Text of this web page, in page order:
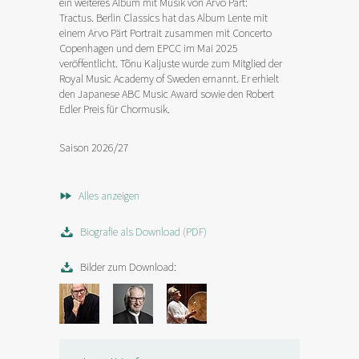
Tractus. Berlin Classics hat das Album Lente mit
einem Arvo Pärt Portrait zusammen mit Concerto
Copenhagen und dem EPCC im Mai 2025
veröffentlicht. Tõnu Kaljuste wurde zum Mitglied der
Royal Music Academy of Sweden ernannt. Er erhielt
den Japanese ABC Music Award sowie den Robert
Edler Preis für Chormusik.
Saison 2026/27
Alles anzeigen
Biografie als Download (PDF)
Bilder zum Download: